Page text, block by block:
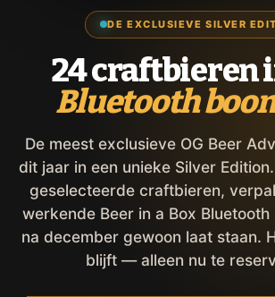
DE EXCLUSIEVE SILVER
24 craftbieren
Bluetooth
De meest exclusieve OG Beer
dit jaar in een unieke Silver
geselecteerde craftbieren,
werkende Beer in a Box
na december gewoon laat staan.
blijft — alleen nu te